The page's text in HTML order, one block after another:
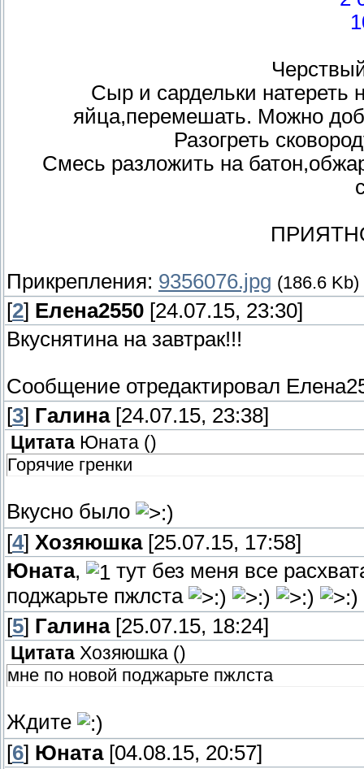
Сыр и сардельки натереть
яйца,перемешать. Можно
Разогреть
Смесь разложить на
Прикрепления: 9356076.jpg (186.6 Kb)
[2] Елена2550 [24.07.15, 23:30]
Вкуснятина на завтрак!!!
Сообщение отредактировал
[3] Галина[24.07.15, 23:38]
Цитата Юната ()
Горячие гренки
Вкусно было
[4] Хозяюшка[25.07.15, 17:58]
Юната,
тут без меня все
поджарьте пжлста
[5] Галина[25.07.15, 18:24]
Цитата Хозяюшка ()
мне по новой поджарьте пжлста
Ждите
[6] Юната[04.08.15, 20:57]